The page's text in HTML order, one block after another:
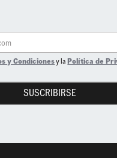
SUSCRIBIRSE
y Condicionesy laPolítica de